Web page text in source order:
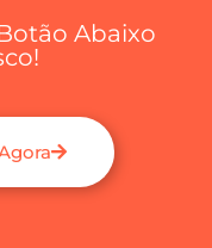
Abaixo